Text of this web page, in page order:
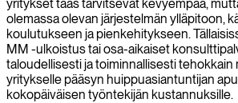
yritykset taas tarvitsevat kevyempää,
olemassa olevan järjestelmän ylläpitoon,
koulutukseen ja pienkehitykseen.
MM -ulkoistus tai osa-aikaiset
taloudellisesti ja toiminnallisesti tehokkain
yritykselle pääsyn huippuasiantuntijan
kokopäiväisen työntekijän kustannuksille.